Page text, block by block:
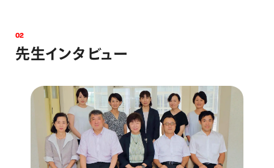
02
先生インタ ビュ ー